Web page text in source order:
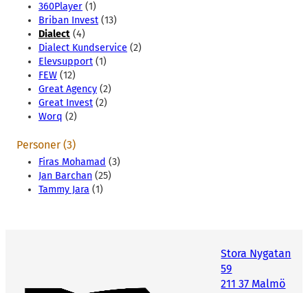
360Player (1)
Briban Invest (13)
Dialect (4)
Dialect Kundservice (2)
Elevsupport (1)
FEW (12)
Great Agency (2)
Great Invest (2)
Worq (2)
Personer (3)
Firas Mohamad (3)
Jan Barchan (25)
Tammy Jara (1)
Stora Nygatan
59
211 37 Malmö